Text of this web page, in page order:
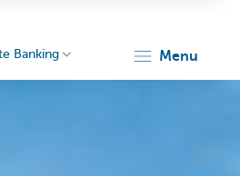
Banking menu